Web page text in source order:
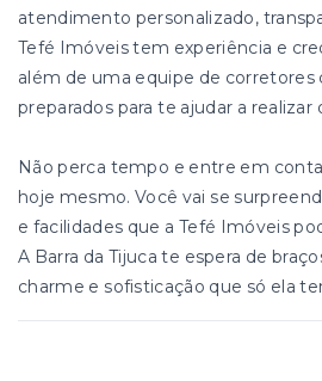
atendimento personalizado,
Tefé Imóveis tem experiência e
além de uma equipe de corretores
preparados para te ajudar a realizar
Não perca tempo e entre em
hoje mesmo. Você vai se
e facilidades que a Tefé Imóveis
A Barra da Tijuca te espera de
charme e sofisticação que só ela